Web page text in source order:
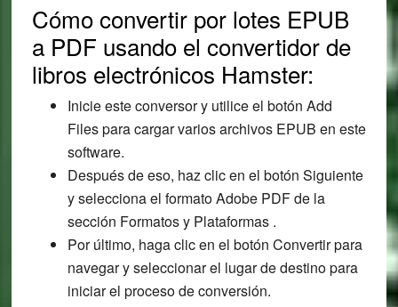
Cómo convertir por lotes EPUB
a PDF usando el convertidor de
libros electrónicos Hamster:
Inicie este conversor y utilice el botón Add
Files para cargar varios archivos EPUB en este
software.
Después de eso, haz clic en el botón Siguiente
y selecciona el formato Adobe PDF de la
sección Formatos y Plataformas .
Por último, haga clic en el botón Convertir para
navegar y seleccionar el lugar de destino para
iniciar el proceso de conversión.